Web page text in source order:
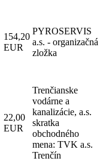
154,20
EUR
PYROSERVIS
a.s. - organizačná
zložka
22,00
EUR
Trenčianske
vodárne a
kanalizácie, a.s.
skratka
obchodného
mena: TVK a.s.
Trenčín